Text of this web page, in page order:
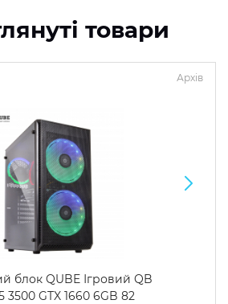
товари
Архів
блок QUBE Ігровий QB
3500 GTX 1660 6GB 82